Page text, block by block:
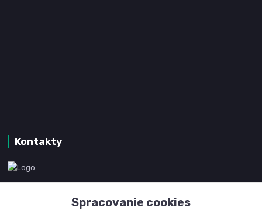
Kontakty
Spracovanie cookies